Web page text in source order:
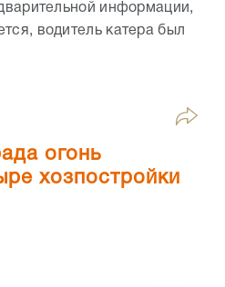
информации,
водитель катера был
огонь
хозпостройки